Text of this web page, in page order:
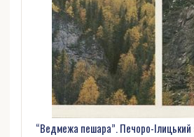
“Ведмежа пешара”. Печоро-Ілицький